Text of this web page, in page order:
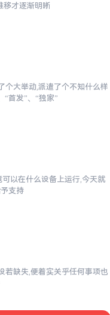
移才逐渐明晰
个大举动,派遣了个不知什么样
“首发”、“独家”
以在什么设备上运行,今天就
支持
若缺失,便着实关乎任何事项也